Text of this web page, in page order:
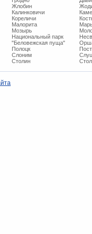
Жлобин
Калинковичи
Кореличи
Малорита
Мозырь
Национальный парк
"Беловежская пуща"
Полоцк
Слоним
Столин